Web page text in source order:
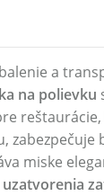
a
na polievku
zabezpečuje
miske